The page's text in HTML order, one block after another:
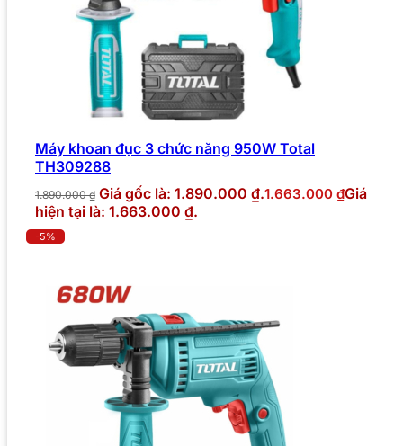
Máy khoan đục 3 chức năng 950W Total
TH309288
1.890.000₫ Giá gốc là: 1.890.000 ₫.1.663.000 ₫Giá
hiện tại là: 1.663.000 ₫.
-5%